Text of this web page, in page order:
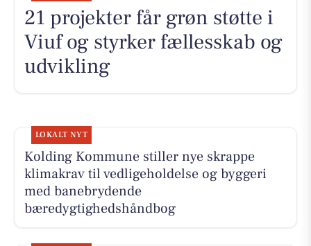
21 projekter får grøn støtte i
Viuf og styrker fællesskab og
udvikling
LOKALT NYT
Kolding Kommune stiller nye skrappe
klimakrav til vedligeholdelse og byggeri
med banebrydende
bæredygtighedshåndbog